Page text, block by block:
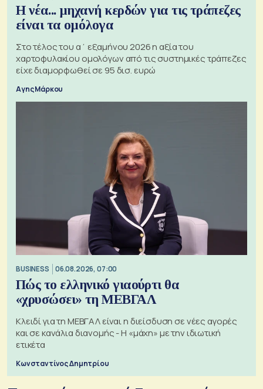
Η νέα... μηχανή κερδών για τις τράπεζες
είναι τα ομόλογα
Στο τέλος του α΄ εξαμήνου 2026 η αξία του
χαρτοφυλακίου ομολόγων από τις συστημικές τράπεζες
είχε διαμορφωθεί σε 95 δισ. ευρώ
Αγης Μάρκου
BUSINESS 06.08.2026, 07:00
Πώς το ελληνικό γιαούρτι θα
«χρυσώσει» τη ΜΕΒΓΑΛ
Κλειδί για τη ΜΕΒΓΑΛ είναι η διείσδυση σε νέες αγορές
και σε κανάλια διανομής - Η «μάχη» με την ιδιωτική
ετικέτα
Κωνσταντίνος Δημητρίου